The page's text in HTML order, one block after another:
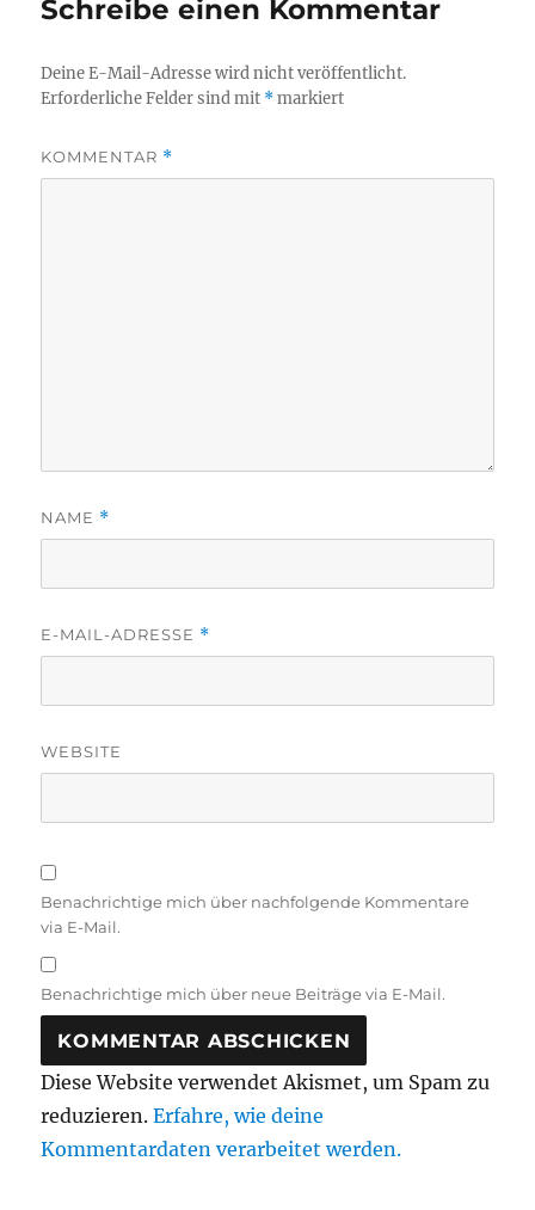
Schreibe einen Kommentar
Deine E-Mail-Adresse wird nicht veröffentlicht.
Erforderliche Felder sind mit *markiert
KOMMENTAR *
NAME *
E-MAIL-ADRESSE *
WEBSITE
Benachrichtige mich über nachfolgende Kommentare
via E-Mail.
Benachrichtige mich über neue Beiträge via E-Mail.
Diese Website verwendet Akismet, um Spam zu
reduzieren.Erfahre, wie deine
Kommentardaten verarbeitet werden.